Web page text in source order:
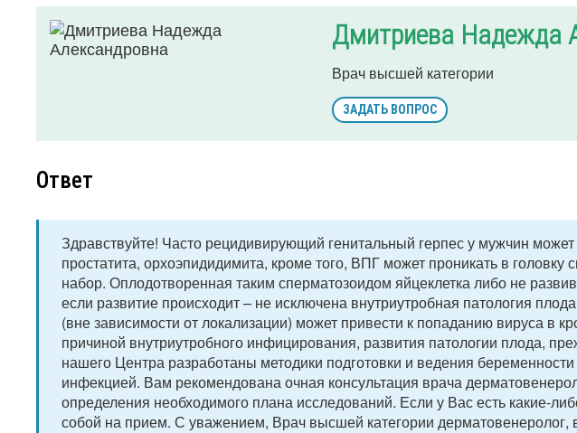
Дмитриева Надежда
Врач высшей категории
ЗАДАТЬ ВОПРОС
Ответ
Здравствуйте! Часто рецидивирующий генитальный герпес у мужчин
простатита, орхоэпидидимита, кроме того, ВПГ может проникать в
набор. Оплодотворенная таким сперматозоидом яйцеклетка либо не
если развитие происходит – не исключена внутриутробная патология
(вне зависимости от локализации) может привести к попаданию вируса в
причиной внутриутробного инфицирования, развития патологии плода,
нашего Центра разработаны методики подготовки и ведения
инфекцией. Вам рекомендована очная консультация врача
определения необходимого плана исследований. Если у Вас есть какие-
собой на прием. С уважением, Врач высшей категории дерматовенеролог,